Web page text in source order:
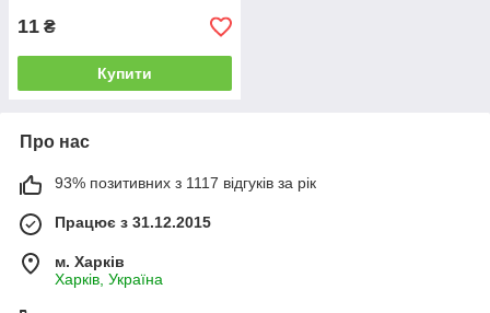
11 ₴
Купити
Про нас
93% позитивних з 1117 відгуків за рік
Працює з 31.12.2015
м. Харків
Харків, Україна